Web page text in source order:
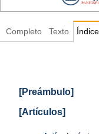
Completo Texto Índice
[Preámbulo]
[Artículos]